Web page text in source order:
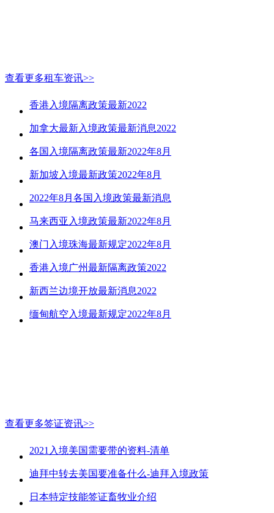
查看更多租车资讯>>
香港入境隔离政策最新2022
加拿大最新入境政策最新消息2022
各国入境隔离政策最新2022年8月
新加坡入境最新政策2022年8月
2022年8月各国入境政策最新消息
马来西亚入境政策最新2022年8月
澳门入境珠海最新规定2022年8月
香港入境广州最新隔离政策2022
新西兰边境开放最新消息2022
缅甸航空入境最新规定2022年8月
查看更多签证资讯>>
2021入境美国需要带的资料-清单
迪拜中转去美国要准备什么-迪拜入境政策
日本特定技能签证畜牧业介绍